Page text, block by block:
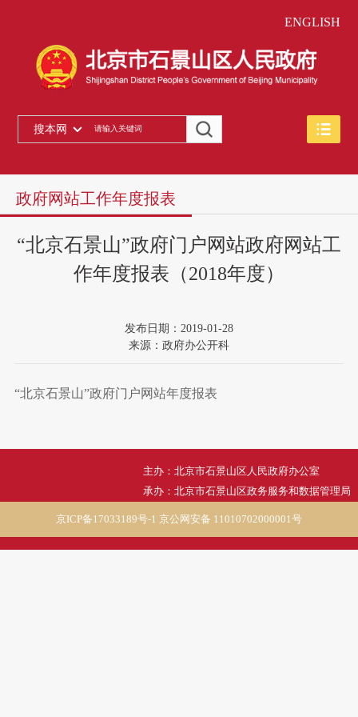
ENGLISH
搜本网
政府网站工作年度报表
“北京石景山”政府门户网站政府网站工
作年度报表（2018年度）
发布日期：2019-01-28
来源：政府办公开科
“北京石景山”政府门户网站年度报表
主办：北京市石景山区人民政府办公室
承办：北京市石景山区政务服务和数据管理局
京ICP备17033189号-1 京公网安备 11010702000001号